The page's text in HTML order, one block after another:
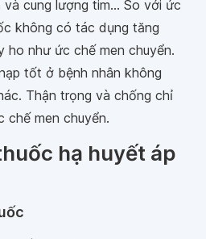
cung lượng tim... So với ức
không có tác dụng tăng
ho như ức chế men chuyển.
tốt ở bệnh nhân không
Thận trọng và chống chỉ
chế men chuyển.
hạ huyết áp